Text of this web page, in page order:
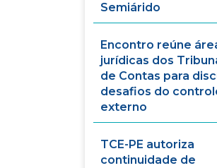
Semiárido
Encontro reúne
jurídicas dos
de Contas para
desafios do
externo
TCE-PE autoriza
continuidade de